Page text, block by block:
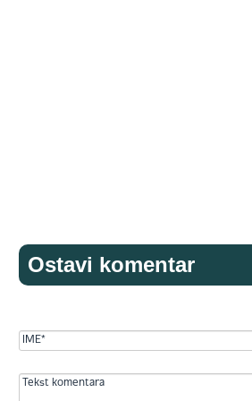
Ostavi komentar